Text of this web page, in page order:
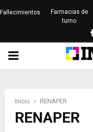
Fallecimientos
Farmacias de
turno
PRIMARY
Inicio RENAPER
RENAPER